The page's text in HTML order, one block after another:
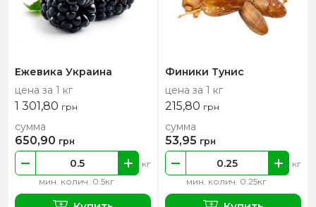
Ежевика Украина
цена за 1 кг
1 301,80 грн
мин. колич. 0.5кг
кг
сумма
650,90 грн
Финики Тунис
цена за 1 кг
215,80 грн
мин. колич. 0.25кг
кг
сумма
53,95 грн